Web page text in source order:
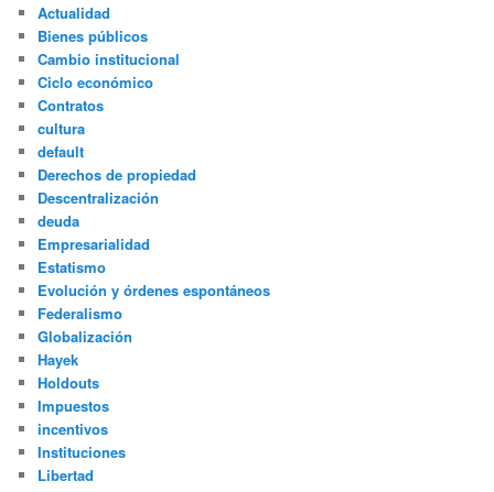
Actualidad
Bienes públicos
Cambio institucional
Ciclo económico
Contratos
cultura
default
Derechos de propiedad
Descentralización
deuda
Empresarialidad
Estatismo
Evolución y órdenes espontáneos
Federalismo
Globalización
Hayek
Holdouts
Impuestos
incentivos
Instituciones
Libertad